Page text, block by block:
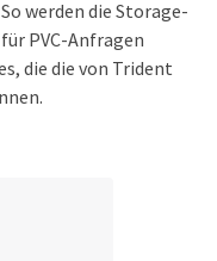
werden die Storage-
PVC-Anfragen
die die von Trident